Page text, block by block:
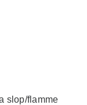
slop/flamme